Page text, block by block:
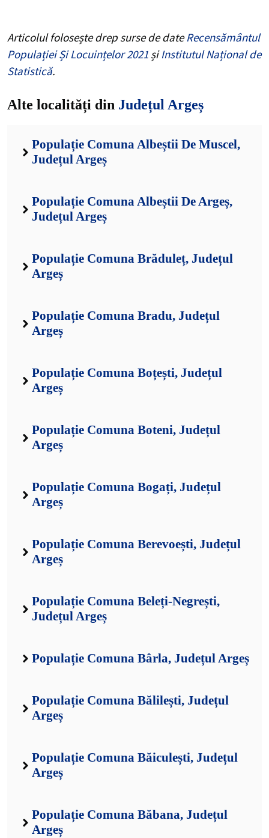
Articolul folosește drep surse de dateRecensământul
Populației Și Locuințelor 2021 șiInstitutul Național de
Statistică.
Alte localități din Județul Argeș
Populație Comuna Albeștii De Muscel,
Județul Argeș
Populație Comuna Albeștii De Argeș,
Județul Argeș
Populație Comuna Brăduleț, Județul
Argeș
Populație Comuna Bradu, Județul
Argeș
Populație Comuna Boțești, Județul
Argeș
Populație Comuna Boteni, Județul
Argeș
Populație Comuna Bogați, Județul
Argeș
Populație Comuna Berevoești, Județul
Argeș
Populație Comuna Beleți-Negrești,
Județul Argeș
Populație Comuna Bârla, Județul Argeș
Populație Comuna Bălilești, Județul
Argeș
Populație Comuna Băiculești, Județul
Argeș
Populație Comuna Băbana, Județul
Argeș